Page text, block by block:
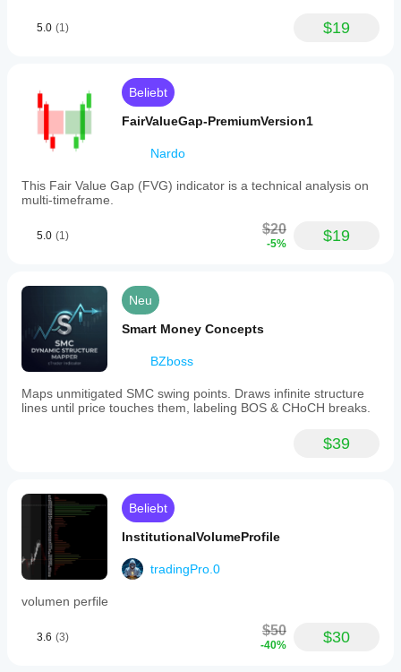
5.0 (1) $19
Beliebt
FairValueGap-PremiumVersion1
Nardo
This Fair Value Gap (FVG) indicator is a technical analysis on
multi-timeframe.
5.0 (1) $20
-5% $19
Neu
Smart Money Concepts
BZboss
Maps unmitigated SMC swing points. Draws infinite structure
lines until price touches them, labeling BOS & CHoCH breaks.
$39
Beliebt
InstitutionalVolumeProfile
tradingPro.0
volumen perfile
3.6 (3) $50
-40% $30